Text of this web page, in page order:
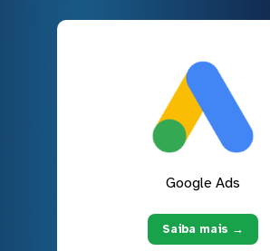
Google Ads
Saiba mais →